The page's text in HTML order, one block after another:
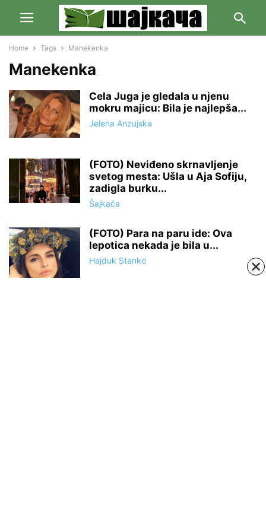
Home Tags Manekenka
Manekenka
Cela Juga je gledala u njenu
mokru majicu: Bila je najlepša...
Jelena Anzujska
(FOTO) Neviđeno skrnavljenje
svetog mesta: Ušla u Aja Sofiju,
zadigla burku...
Šajkača
(FOTO) Para na paru ide: Ova
lepotica nekada je bila u...
Hajduk Stanko